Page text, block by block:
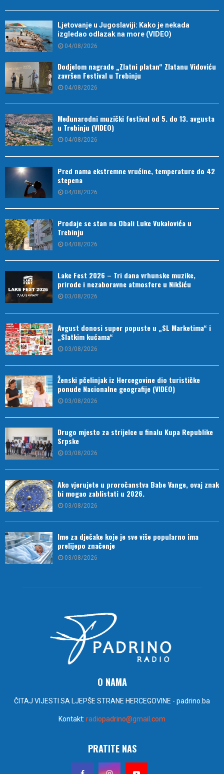
Ljetovanje u Jugoslaviji: Kako je nekada
izgledao odlazak na more (VIDEO)
04/08/2026
Dodjelom nagrade „Zlatni platan“ Zlatanu Vidoviću
završen Festival u Trebinju
04/08/2026
Međunarodni muzički festival od 5. do 13. avgusta
u Trebinju (VIDEO)
04/08/2026
Pred nama ekstremne vrućine, temperature do 42
stepena
04/08/2026
Prodaje se stan na Obali Luke Vukalovića u
Trebinju
04/08/2026
Lake Fest 2026 – Tri dana vrhunske muzike,
prirode i nezaboravne atmosfere u Nikšiću
03/08/2026
Avgust donosi super popuste u „SL Marketima“ i
„Slatkim kućama“
03/08/2026
Ženski pčelinjak iz Hercegovine dio turističke
ponude Nacionalne geografije (VIDEO)
03/08/2026
Drugo mjesto za strijelce u finalu Kupa Republike
Srpske
03/08/2026
Ako vjerujete u proročanstva Babe Vange, ovaj znak
bi mogao zablistati u 2026.
03/08/2026
Ime za dječake koje je sve više popularno ima
prelijepo značenje
03/08/2026
O NAMA
ČITAJ VIJESTI SA LJEPŠE STRANE HERCEGOVINE - padrino.ba
Kontakt: radiopadrino@gmail.com
PRATITE NAS